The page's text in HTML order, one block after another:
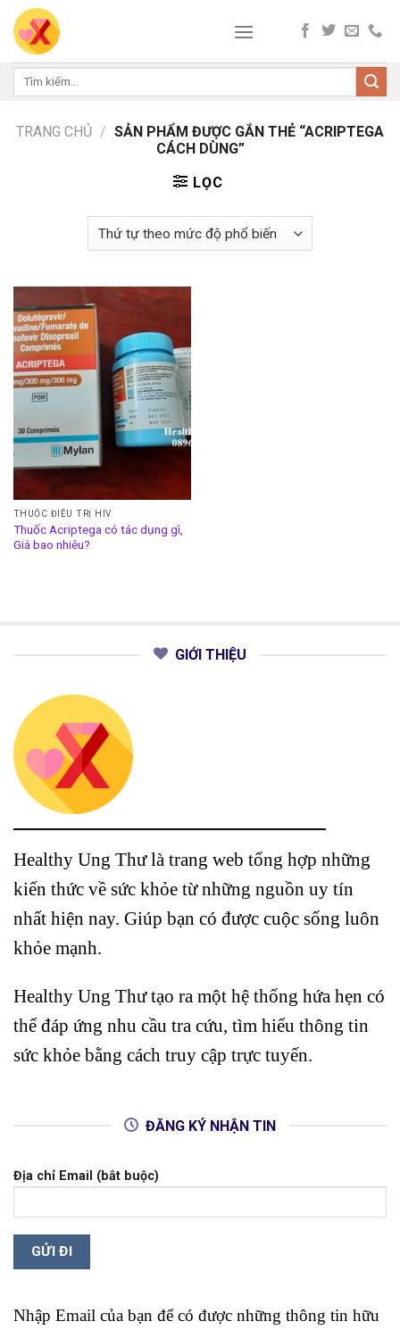
Skip
content
Tìm
TRANG CHỦ / SẢN PHẨM ĐƯỢC GẮN THẺ “ACRIPTEGA
CÁCH DÙNG”
LỌC
THUỐC ĐIỀU TRỊ HIV
Thuốc Acriptega có tác dụng gì,
Giá bao nhiêu?
GIỚI THIỆU
Healthy Ung Thư là trang web tổng hợp những
kiến thức về sức khỏe từ những nguồn uy tín
nhất hiện nay. Giúp bạn có được cuộc sống luôn
khỏe mạnh.
Healthy Ung Thư tạo ra một hệ thống hứa hẹn có
thể đáp ứng nhu cầu tra cứu, tìm hiểu thông tin
sức khỏe bằng cách truy cập trực tuyến.
ĐĂNG KÝ NHẬN TIN
Địa chỉ Email (bắt buộc)
Nhập Email của bạn để có được những thông tin hữu